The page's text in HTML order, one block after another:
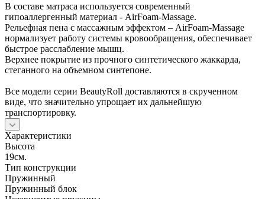
В составе матраса используется современный
гипоаллергенный материал - AirFoam-Massage.
Рельефная пена с массажным эффектом – AirFoam-Massage
нормализует работу системы кровообращения, обеспечивает
быстрое расслабление мышц.
Верхнее покрытие из прочного синтетического жаккарда,
стеганного на объемном синтепоне.
Все модели серии BeautyRoll доставляются в скрученном
виде, что значительно упрощает их дальнейшую
транспортировку.
Характеристики
Высота
19см.
Тип конструкции
Пружинный
Пружинный блок